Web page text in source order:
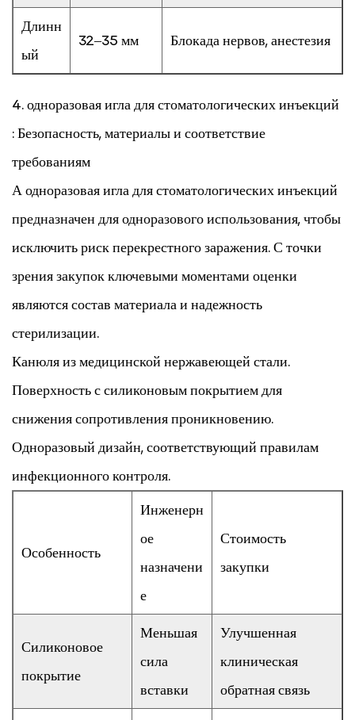
Длинн
ый
32–35 мм Блокада нервов, анестезия
4. одноразовая игла для стоматологических инъекций
: Безопасность, материалы и соответствие
требованиям
А одноразовая игла для стоматологических инъекций
предназначен для одноразового использования, чтобы
исключить риск перекрестного заражения. С точки
зрения закупок ключевыми моментами оценки
являются состав материала и надежность
стерилизации.
Канюля из медицинской нержавеющей стали.
Поверхность с силиконовым покрытием для
снижения сопротивления проникновению.
Одноразовый дизайн, соответствующий правилам
инфекционного контроля.
Особенность
Инженерн
ое
назначени
е
Стоимость
закупки
Силиконовое
покрытие
Меньшая
сила
вставки
Улучшенная
клиническая
обратная связь